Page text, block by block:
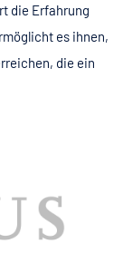
die Erfahrung
es ihnen,
die ein